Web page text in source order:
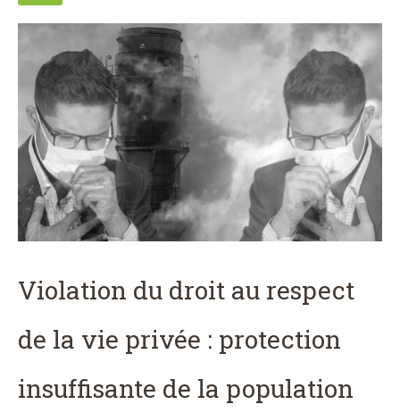
Violation du droit au respect
de la vie privée : protection
insuffisante de la population